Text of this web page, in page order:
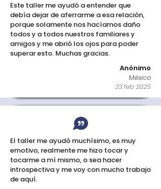
Este taller me ayudó a entender que
debía dejar de aferrarme a esa relación,
porque solamente nos hacíamos daño
todos y a todos nuestros familiares y
amigos y me abrió los ojos para poder
superar esto. Muchas gracias.
Anónimo
México
23 feb 2025
El taller me ayudó muchísimo, es muy
emotivo, realmente me hizo tocar y
tocarme a mí mismo, o sea hacer
introspectiva y me voy con mucho trabajo
de aquí.